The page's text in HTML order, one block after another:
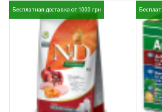
Бесплатная доставка от 1000 грн